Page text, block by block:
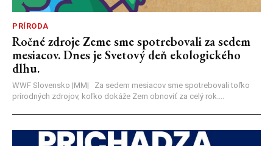
PRÍRODA
Ročné zdroje Zeme sme spotrebovali za sedem
mesiacov. Dnes je Svetový deň ekologického
dlhu.
WWF Slovensko |MM| Za sedem mesiacov sme spotrebovali toľko
prírodných zdrojov, koľko dokáže Zem obnoviť za celý rok....